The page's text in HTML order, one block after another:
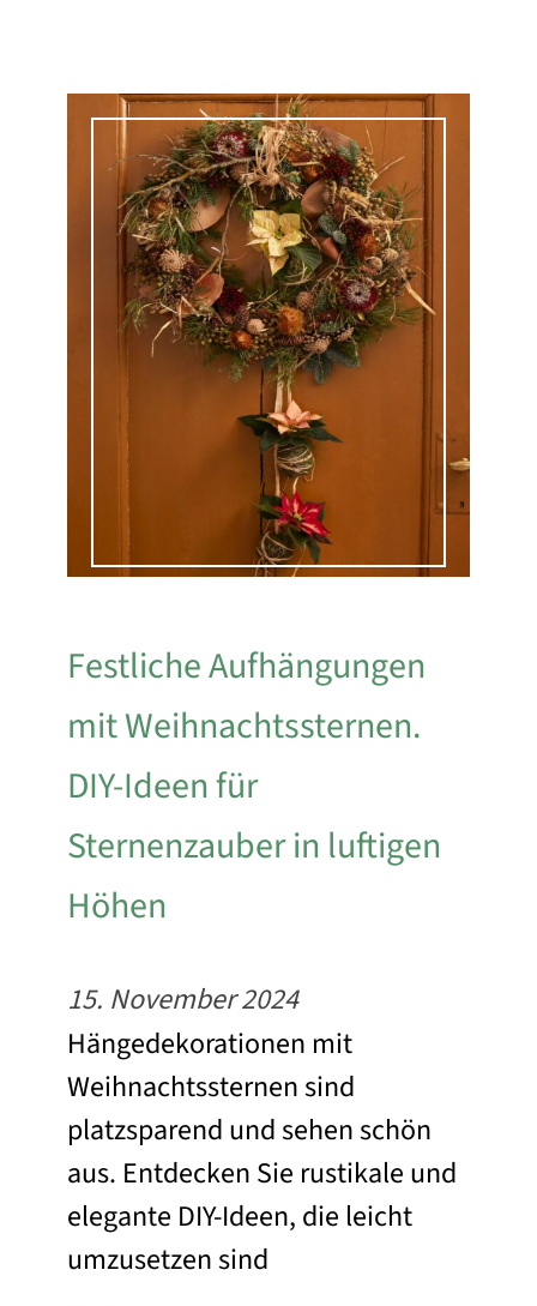
Festliche Aufhängungen
mit Weihnachtssternen.
DIY-Ideen für
Sternenzauber in luftigen
Höhen
15. November 2024
Hängedekorationen mit
Weihnachtssternen sind
platzsparend und sehen schön
aus. Entdecken Sie rustikale und
elegante DIY-Ideen, die leicht
umzusetzen sind